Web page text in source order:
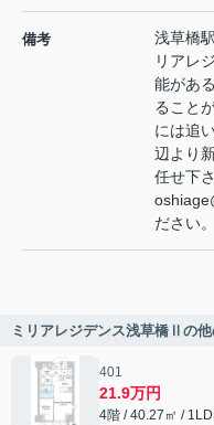
備考
浅草橋
リアレ
能があ
ること
には追
辺より
任せ下
ださい。
ミリアレジデンス浅草橋Ⅱの
401
21.9万円
4階 / 40.27㎡ /